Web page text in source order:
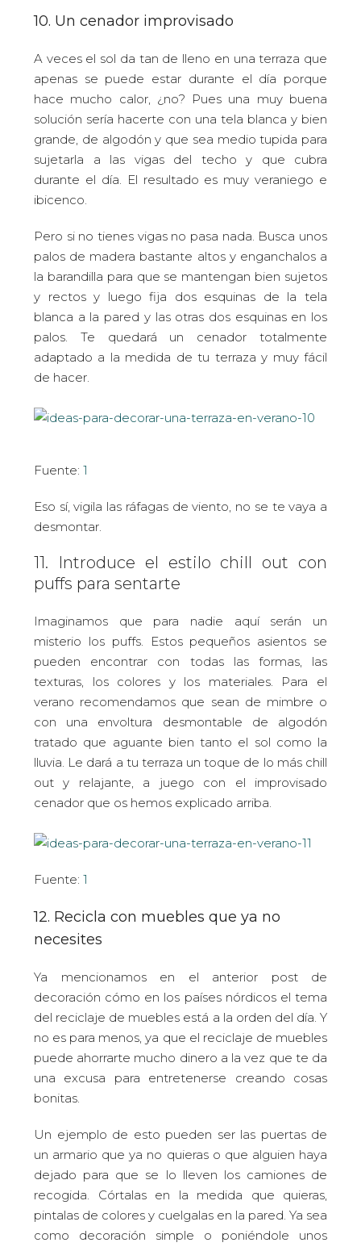
10. Un cenador improvisado
A veces el sol da tan de lleno en una terraza que
apenas se puede estar durante el día porque
hace mucho calor, ¿no? Pues una muy buena
solución sería hacerte con una tela blanca y bien
grande, de algodón y que sea medio tupida para
sujetarla a las vigas del techo y que cubra
durante el día. El resultado es muy veraniego e
ibicenco.
Pero si no tienes vigas no pasa nada. Busca unos
palos de madera bastante altos y enganchalos a
la barandilla para que se mantengan bien sujetos
y rectos y luego fija dos esquinas de la tela
blanca a la pared y las otras dos esquinas en los
palos. Te quedará un cenador totalmente
adaptado a la medida de tu terraza y muy fácil
de hacer.
Fuente: 1
Eso sí, vigila las ráfagas de viento, no se te vaya a
desmontar.
11. Introduce el estilo chill out con
puffs para sentarte
Imaginamos que para nadie aquí serán un
misterio los puffs. Estos pequeños asientos se
pueden encontrar con todas las formas, las
texturas, los colores y los materiales. Para el
verano recomendamos que sean de mimbre o
con una envoltura desmontable de algodón
tratado que aguante bien tanto el sol como la
lluvia. Le dará a tu terraza un toque de lo más chill
out y relajante, a juego con el improvisado
cenador que os hemos explicado arriba.
Fuente: 1
12. Recicla con muebles que ya no
necesites
Ya mencionamos en el anterior post de
decoración cómo en los países nórdicos el tema
del reciclaje de muebles está a la orden del día. Y
no es para menos, ya que el reciclaje de muebles
puede ahorrarte mucho dinero a la vez que te da
una excusa para entretenerse creando cosas
bonitas.
Un ejemplo de esto pueden ser las puertas de
un armario que ya no quieras o que alguien haya
dejado para que se lo lleven los camiones de
recogida. Córtalas en la medida que quieras,
pintalas de colores y cuelgalas en la pared. Ya sea
como decoración simple o poniéndole unos